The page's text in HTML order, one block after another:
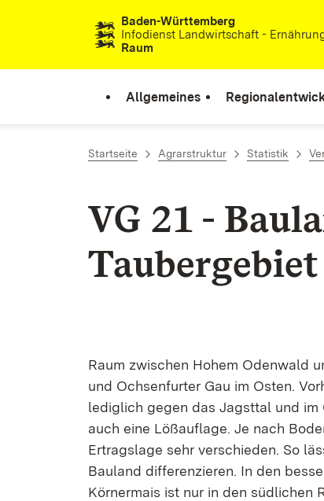
Zum Inhalt springenBaden-Württemberg
Infodienst Landwirtschaft -
Raum
Allgemeines
Startseite Agrarstruktur Statistik
VG 21 -
Taubergebiet
Raum zwischen Hohem Odenwald
und Ochsenfurter Gau im Osten.
lediglich gegen das Jagsttal und im
auch eine Lößauflage. Je nach
Ertragslage sehr verschieden. So
Bauland differenzieren. In den
Körnermais ist nur in den südlichen